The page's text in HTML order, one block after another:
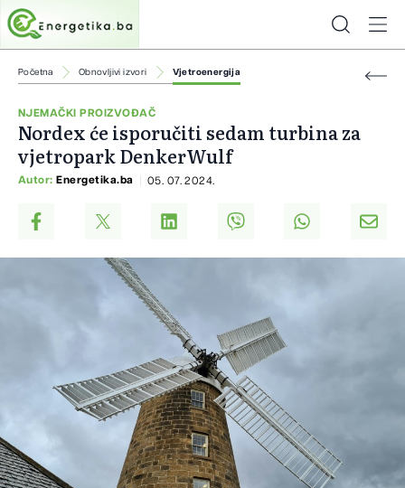
Početna Obnovljivi izvori Vjetroenergija
NJEMAČKI PROIZVOĐAČ
Nordex će isporučiti sedam turbina za
vjetropark DenkerWulf
Autor: Energetika.ba 05. 07. 2024.